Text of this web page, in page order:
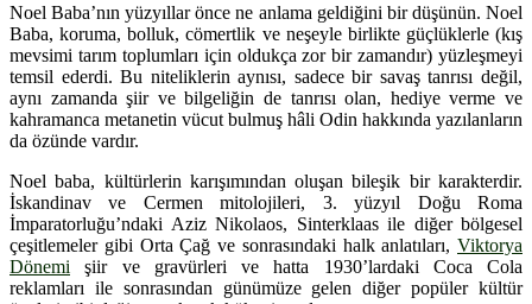
Noel Baba’nın yüzyıllar önce ne anlama geldiğini bir düşünün. Noel
Baba, koruma, bolluk, cömertlik ve neşeyle birlikte güçlüklerle (kış
mevsimi tarım toplumları için oldukça zor bir zamandır) yüzleşmeyi
temsil ederdi. Bu niteliklerin aynısı, sadece bir savaş tanrısı değil,
aynı zamanda şiir ve bilgeliğin de tanrısı olan, hediye verme ve
kahramanca metanetin vücut bulmuş hâli Odin hakkında yazılanların
da özünde vardır.
Noel baba, kültürlerin karışımından oluşan bileşik bir karakterdir.
İskandinav ve Cermen mitolojileri, 3. yüzyıl Doğu Roma
İmparatorluğu’ndaki Aziz Nikolaos, Sinterklaas ile diğer bölgesel
çeşitlemeler gibi Orta Çağ ve sonrasındaki halk anlatıları, Viktorya
Dönemi şiir ve gravürleri ve hatta 1930’lardaki Coca Cola
reklamları ile sonrasından günümüze gelen diğer popüler kültür